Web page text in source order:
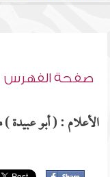
صفحة الفهرس
الأعلام : ( أبو عبيدة )